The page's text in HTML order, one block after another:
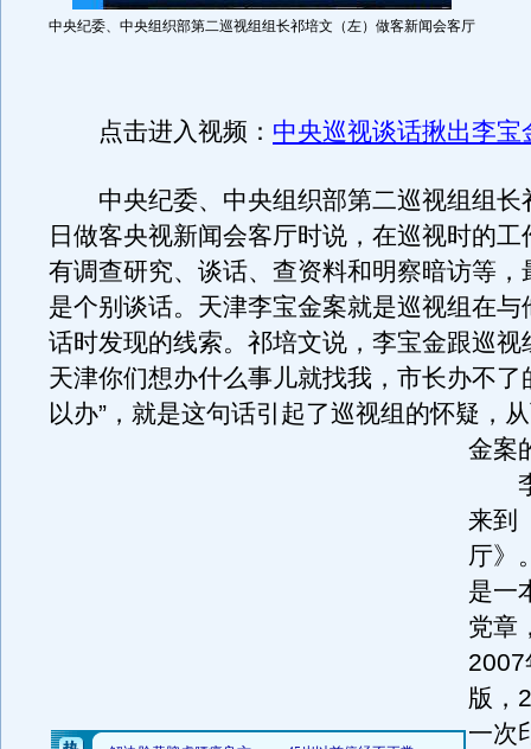
中央纪委、中央组织部第二巡视组组长祁培文（左）做客新闻会客厅
点击进入视频： 中央巡视谈话揪出李宝
中央纪委、中央组织部第二巡视组组长
日做客央视新闻会客厅时说，在巡视时的工
有调查研究、谈话、查资料和明察暗访等，
是个别谈话。天津李宝金案就是巡视组在与
话时发现的线索。祁培文说，李宝金跟巡视
天津你们想办什么事儿就找我，市长办不了
以办”，就是这句话引起了巡视组的怀疑，
金案
李
来到
厅》
是一
党章
2007
版，
一次